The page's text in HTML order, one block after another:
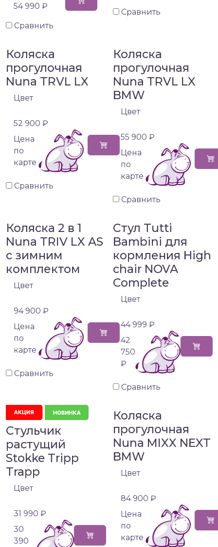
54 990 ₽
Сравнить
Сравнить
Коляска
прогулочная
Nuna TRVL LX
Цвет
52 900 ₽
Цена
по
карте
Сравнить
Коляска
прогулочная
Nuna TRVL LX
BMW
Цвет
55 900 ₽
Цена
по
карте
Сравнить
Коляска 2 в 1
Nuna TRIV LX AS
с зимним
комплектом
Цвет
94 900 ₽
Цена
по
карте
Сравнить
Стул Tutti
Bambini для
кормления High
chair NOVA
Complete
Цвет
44 999 ₽
42
750
₽
Сравнить
Стульчик
растущий
Stokke Tripp
Trapp
Цвет
31 990 ₽
30
390
Коляска
прогулочная
Nuna MIXX NEXT
BMW
Цвет
84 900 ₽
Цена
по
карте